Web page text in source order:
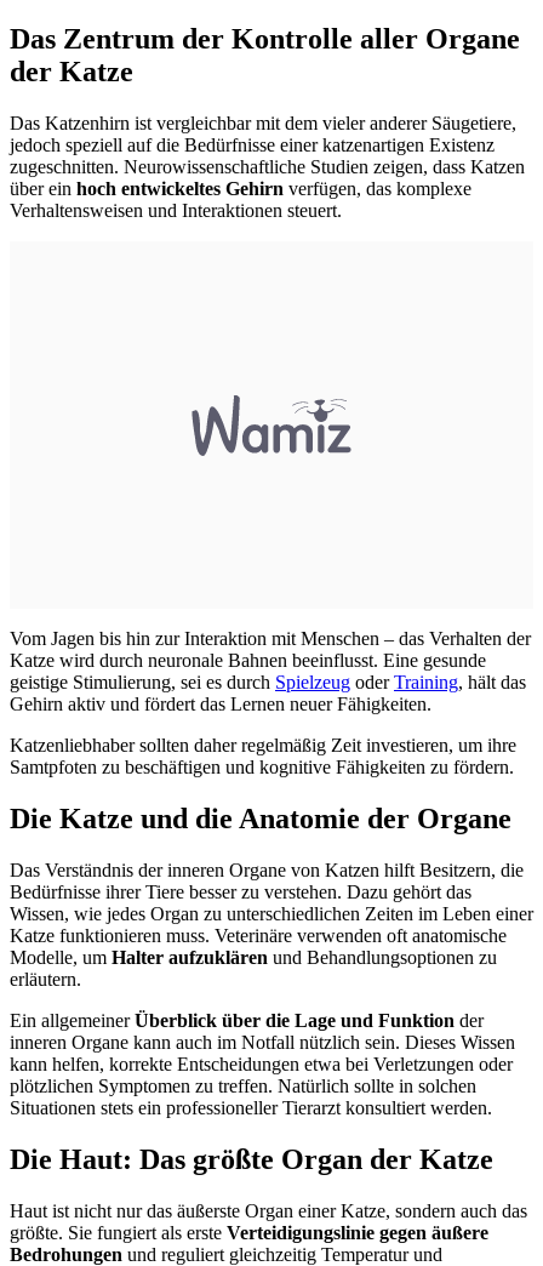
Das Zentrum der Kontrolle aller Organe
der Katze
Das Katzenhirn ist vergleichbar mit dem vieler anderer Säugetiere,
jedoch speziell auf die Bedürfnisse einer katzenartigen Existenz
zugeschnitten. Neurowissenschaftliche Studien zeigen, dass Katzen
über ein hoch entwickeltes Gehirn verfügen, das komplexe
Verhaltensweisen und Interaktionen steuert.
Vom Jagen bis hin zur Interaktion mit Menschen – das Verhalten der
Katze wird durch neuronale Bahnen beeinflusst. Eine gesunde
geistige Stimulierung, sei es durch Spielzeug oderTraining, hält das
Gehirn aktiv und fördert das Lernen neuer Fähigkeiten.
Katzenliebhaber sollten daher regelmäßig Zeit investieren, um ihre
Samtpfoten zu beschäftigen und kognitive Fähigkeiten zu fördern.
Die Katze und die Anatomie der Organe
Das Verständnis der inneren Organe von Katzen hilft Besitzern, die
Bedürfnisse ihrer Tiere besser zu verstehen. Dazu gehört das
Wissen, wie jedes Organ zu unterschiedlichen Zeiten im Leben einer
Katze funktionieren muss. Veterinäre verwenden oft anatomische
Modelle, um Halter aufzuklären und Behandlungsoptionen zu
erläutern.
Ein allgemeinerÜberblick über die Lage und Funktion der
inneren Organe kann auch im Notfall nützlich sein. Dieses Wissen
kann helfen, korrekte Entscheidungen etwa bei Verletzungen oder
plötzlichen Symptomen zu treffen. Natürlich sollte in solchen
Situationen stets ein professioneller Tierarzt konsultiert werden.
Die Haut: Das größte Organ der Katze
Haut ist nicht nur das äußerste Organ einer Katze, sondern auch das
größte. Sie fungiert als erste Verteidigungslinie gegen äußere
Bedrohungen und reguliert gleichzeitig Temperatur und